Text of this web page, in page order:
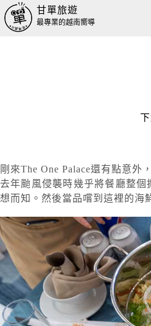
甘單旅遊
最專業的越南嚮導
剛來The One Palace還有點意
去年颱風侵襲時幾乎將餐廳整
想而知。然後當品嚐到這裡的海